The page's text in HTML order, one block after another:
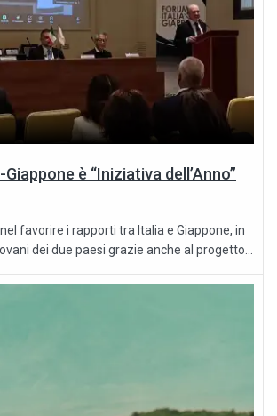
è “Iniziativa dell’Anno”
favorire i rapporti tra Italia e Giappone, in
dei due paesi grazie anche al progetto...